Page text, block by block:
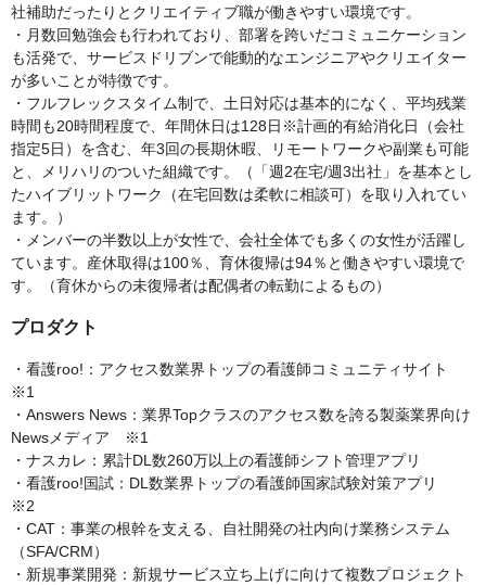
社補助だったりとクリエイティブ職が働きやすい環境です。
・月数回勉強会も行われており、部署を跨いだコミュニケーション
も活発で、サービスドリブンで能動的なエンジニアやクリエイター
が多いことが特徴です。
・フルフレックスタイム制で、土日対応は基本的になく、平均残業
時間も20時間程度で、年間休日は128日※計画的有給消化日（会社
指定5日）を含む、年3回の長期休暇、リモートワークや副業も可能
と、メリハリのついた組織です。（「週2在宅/週3出社」を基本とし
たハイブリットワーク（在宅回数は柔軟に相談可）を取り入れてい
ます。）
・メンバーの半数以上が女性で、会社全体でも多くの女性が活躍し
ています。産休取得は100％、育休復帰は94％と働きやすい環境で
す。（育休からの未復帰者は配偶者の転勤によるもの）
プロダクト
・看護roo!：アクセス数業界トップの看護師コミュニティサイト
※1
・Answers News：業界Topクラスのアクセス数を誇る製薬業界向け
Newsメディア ※1
・ナスカレ：累計DL数260万以上の看護師シフト管理アプリ
・看護roo!国試：DL数業界トップの看護師国家試験対策アプリ
※2
・CAT：事業の根幹を支える、自社開発の社内向け業務システム
（SFA/CRM）
・新規事業開発：新規サービス立ち上げに向けて複数プロジェクト